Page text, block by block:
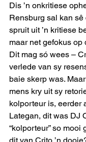
Dis ’n onkritiese
Rensburg sal kan
spruit uit ’n kritiese
maar net gefokus op
Dit mag só wees –
verlede van sy
baie skerp was.
mens kry uit sy
kolporteur is, eerder
Lategan, dit was DJ
“kolporteur” so mooi